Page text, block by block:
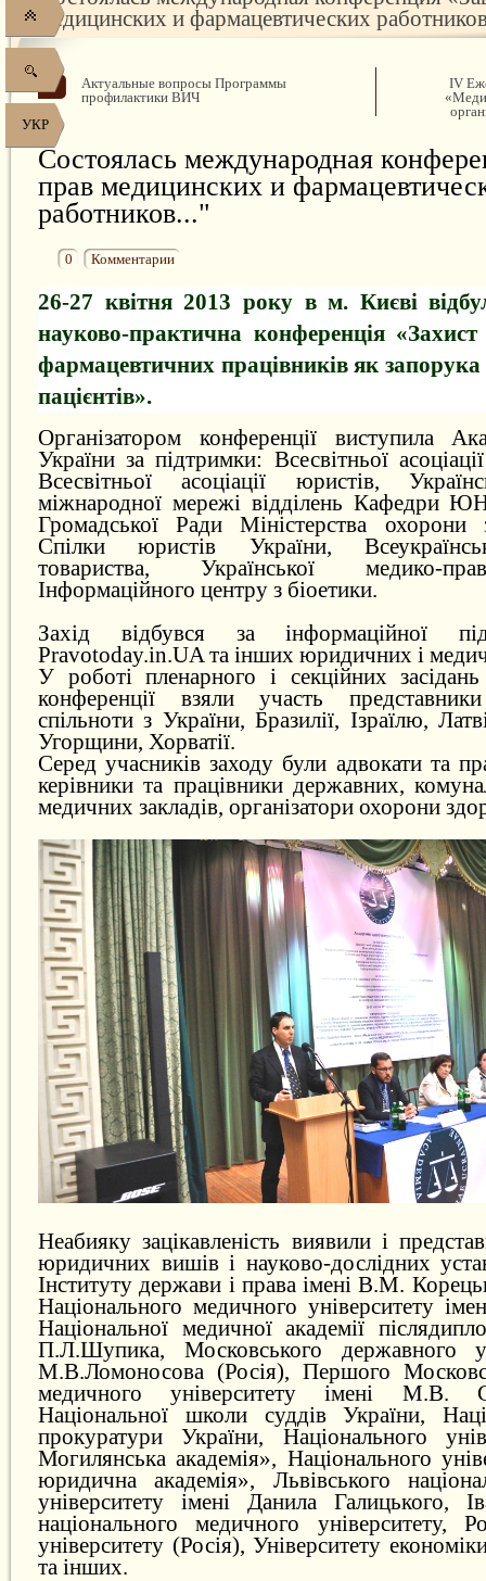
УКР
медицинских и фармацевтических
Актуальные вопросы Программы
профилактики ВИЧ
IV
Состоялась международная
прав медицинских и
работников..."
0 Комментарии
26-27 квітня 2013 року в м. Києві
науково-практична конференція
фармацевтичних працівників як запорука
пацієнтів».
Організатором конференції виступила
України за підтримки: Всесвітньої
Всесвітньої асоціації юристів,
міжнародної мережі відділень Кафедри
Громадської Ради Міністерства охорони
Спілки юристів України,
товариства, Української медико-
Інформаційного центру з біоетики.
Захід відбувся за інформаційної
Pravotoday.in.UA та інших юридичних і
У роботі пленарного і секційних
конференції взяли участь
спільноти з України, Бразилії, Ізраїлю,
Угорщини, Хорватії.
Серед учасників заходу були адвокати та
керівники та працівники державних,
медичних закладів, організатори охорони
Неабияку зацікавленість виявили і
юридичних вишів і науково-дослідних
Інституту держави і права імені В.М.
Національного медичного університету
Національної медичної академії
П.Л.Шупика, Московського державного
М.В.Ломоносова (Росія), Першого
медичного університету імені М.В.
Національної школи суддів України,
прокуратури України, Національного
Могилянська академія», Національного
юридична академія», Львівського
університету імені Данила Галицького,
національного медичного університету,
університету (Росія), Університету
та інших.